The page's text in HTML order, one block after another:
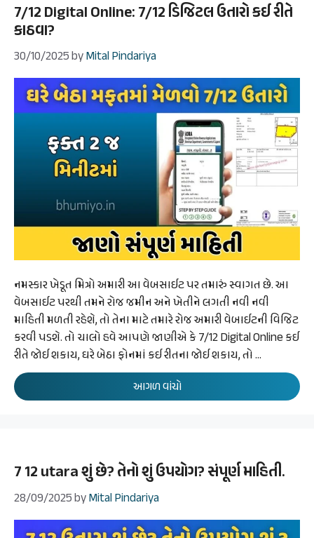
7/12 Digital Online: 7/12 ડિજિટલ ઉતારો કઈ રીતે
કાઠવા?
30/10/2025byMital Pindariya
નમસ્કાર ખેડૂત મિત્રો અમારી આ વેબસાઈટ પર તમારું સ્વાગત છે. આ
વેબસાઈટ પરથી તમને રોજ જમીન અને ખેતીને લગતી નવી નવી
માહિતી મળતી રહેશે, તો તેના માટે તમારે રોજ અમારી વેબાઈટની વિજિટ
કરવી પડશે. તો ચાલો હવે આપણે જાણીએ કે 7/12 Digital Online કઈ
રીતે જોઈ શકાય, ઘરે બેઠા ફોનમાં કઈ રીતના જોઈ શકાય, તો …
આગળ વાંચો
7 12 utara શું છે? તેનો શું ઉપયોગ? સંપૂર્ણ માહિતી.
28/09/2025byMital Pindariya